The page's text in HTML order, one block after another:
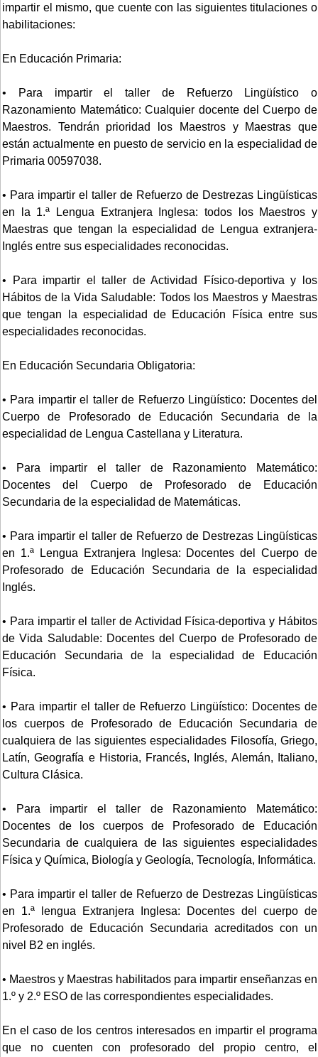
impartir el mismo, que cuente con las siguientes titulaciones o
habilitaciones:
En Educación Primaria:
• Para impartir el taller de Refuerzo Lingüístico o
Razonamiento Matemático: Cualquier docente del Cuerpo de
Maestros. Tendrán prioridad los Maestros y Maestras que
están actualmente en puesto de servicio en la especialidad de
Primaria 00597038.
• Para impartir el taller de Refuerzo de Destrezas Lingüísticas
en la 1.ª Lengua Extranjera Inglesa: todos los Maestros y
Maestras que tengan la especialidad de Lengua extranjera-
Inglés entre sus especialidades reconocidas.
• Para impartir el taller de Actividad Físico-deportiva y los
Hábitos de la Vida Saludable: Todos los Maestros y Maestras
que tengan la especialidad de Educación Física entre sus
especialidades reconocidas.
En Educación Secundaria Obligatoria:
• Para impartir el taller de Refuerzo Lingüístico: Docentes del
Cuerpo de Profesorado de Educación Secundaria de la
especialidad de Lengua Castellana y Literatura.
• Para impartir el taller de Razonamiento Matemático:
Docentes del Cuerpo de Profesorado de Educación
Secundaria de la especialidad de Matemáticas.
• Para impartir el taller de Refuerzo de Destrezas Lingüísticas
en 1.ª Lengua Extranjera Inglesa: Docentes del Cuerpo de
Profesorado de Educación Secundaria de la especialidad
Inglés.
• Para impartir el taller de Actividad Física-deportiva y Hábitos
de Vida Saludable: Docentes del Cuerpo de Profesorado de
Educación Secundaria de la especialidad de Educación
Física.
• Para impartir el taller de Refuerzo Lingüístico: Docentes de
los cuerpos de Profesorado de Educación Secundaria de
cualquiera de las siguientes especialidades Filosofía, Griego,
Latín, Geografía e Historia, Francés, Inglés, Alemán, Italiano,
Cultura Clásica.
• Para impartir el taller de Razonamiento Matemático:
Docentes de los cuerpos de Profesorado de Educación
Secundaria de cualquiera de las siguientes especialidades
Física y Química, Biología y Geología, Tecnología, Informática.
• Para impartir el taller de Refuerzo de Destrezas Lingüísticas
en 1.ª lengua Extranjera Inglesa: Docentes del cuerpo de
Profesorado de Educación Secundaria acreditados con un
nivel B2 en inglés.
• Maestros y Maestras habilitados para impartir enseñanzas en
1.º y 2.º ESO de las correspondientes especialidades.
En el caso de los centros interesados en impartir el programa
que no cuenten con profesorado del propio centro, el